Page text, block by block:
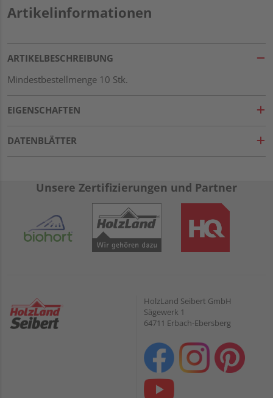
Artikelinformationen
ARTIKELBESCHREIBUNG
Mindestbestellmenge 10 Stk.
EIGENSCHAFTEN
DATENBLÄTTER
Unsere Zertifizierungen und Partner
HolzLand Seibert GmbH
Sägewerk 1
64711 Erbach-Ebersberg